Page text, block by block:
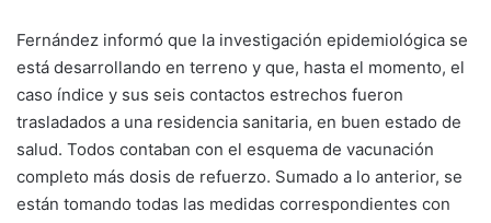
Fernández informó que la investigación epidemiológica se
está desarrollando en terreno y que, hasta el momento, el
caso índice y sus seis contactos estrechos fueron
trasladados a una residencia sanitaria, en buen estado de
salud. Todos contaban con el esquema de vacunación
completo más dosis de refuerzo. Sumado a lo anterior, se
están tomando todas las medidas correspondientes con